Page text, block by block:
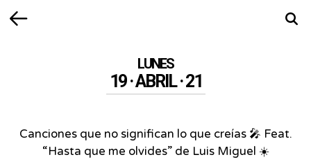
LUNES
19 · ABRIL · 21
Canciones que no significan lo que creías 🎤 Feat.
“Hasta que me olvides” de Luis Miguel ☀️